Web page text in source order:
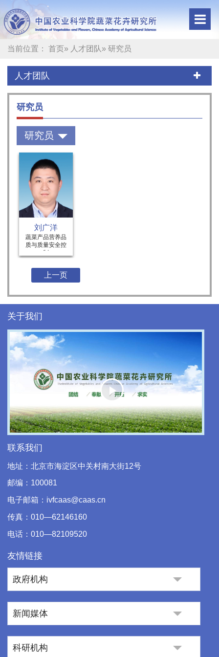
当前位置： 首页» 人才团队 » 研究员
人才团队
研究员
研究员
刘广洋
蔬菜产品营养品
质与质量安全控
制
上一页
关于我们
Play
Video
联系我们
地址：北京市海淀区中关村南大街12号
邮编：100081
电子邮箱：ivfcaas@caas.cn
传真：010—62146160
电话：010—82109520
友情链接
政府机构
新闻媒体
科研机构